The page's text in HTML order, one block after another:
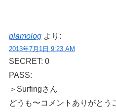
plamolog より:
2013年7月1日 9:23 AM
SECRET: 0
PASS:
＞Surfingさん
どうも〜コメントありがとう